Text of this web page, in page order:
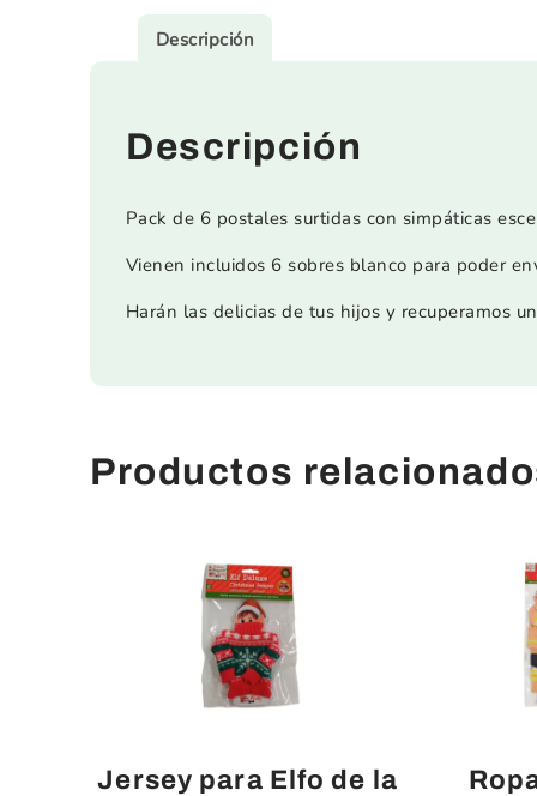
Descripción
Descripción
Pack de 6 postales surtidas con simpáticas
Vienen incluidos 6 sobres blanco para poder
Harán las delicias de tus hijos y recuperamos
Productos
Jersey para Elfo de la